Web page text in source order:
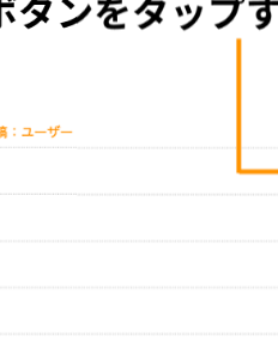
されませんので、あらかじめご了承ください
い致します。
サイト「 歌ネット 」へ移動します。